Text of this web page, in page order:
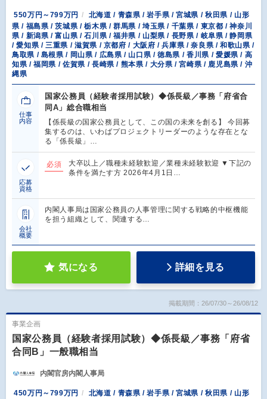
550万円～799万円
北海道 / 青森県 / 岩手県 / 宮城県 / 秋田県 / 山形
県 / 福島県 / 茨城県 / 栃木県 / 群馬県 / 埼玉県 / 千葉県 / 東京都 / 神奈川
県 / 新潟県 / 富山県 / 石川県 / 福井県 / 山梨県 / 長野県 / 岐阜県 / 静岡県
/ 愛知県 / 三重県 / 滋賀県 / 京都府 / 大阪府 / 兵庫県 / 奈良県 / 和歌山県 /
鳥取県 / 島根県 / 岡山県 / 広島県 / 山口県 / 徳島県 / 香川県 / 愛媛県 / 高
知県 / 福岡県 / 佐賀県 / 長崎県 / 熊本県 / 大分県 / 宮崎県 / 鹿児島県 / 沖
縄県
仕事
内容
国家公務員（経験者採用試験）◆係長級／事務「府省合
同A」総合職相当
【係長級の国家公務員として、この国の未来を創る】 今回募
集するのは、いわばプロジェクトリーダーのような存在とな
る「係長級」…
応募
資格
必須
大卒以上／職種未経験歓迎／業種未経験歓迎 ▼下記の
条件を満たす方 2026年4月1日…
会社
概要
内閣⼈事局は国家公務員の⼈事管理に関する戦略的中枢機能
を担う組織として、関連する…
気になる 詳細を見る
掲載期間：26/07/30～26/08/12
事業企画
国家公務員（経験者採用試験）◆係長級／事務「府省
合同B」一般職相当
内閣官房内閣人事局
450万円～799万円
北海道 / 青森県 / 岩手県 / 宮城県 / 秋田県 / 山形